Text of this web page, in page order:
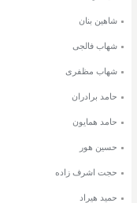
شاهین بنان
شهاب فالجی
شهاب مظفری
حامد برادران
حامد همایون
حسین هور
حجت اشرف زاده
حمید هیراد